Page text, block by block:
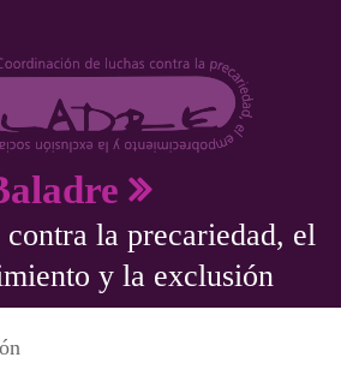
la precariedad, el
y la exclusión
usted aquí